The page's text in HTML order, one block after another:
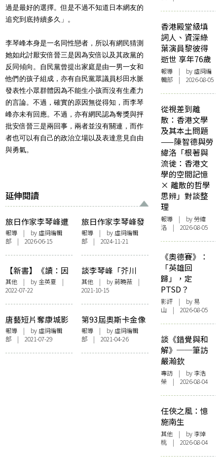
過是最好的選擇。但是不過不知道日本網友的
追究到底持續多久」。
李琴峰本身是一名同性戀者，所以有網民猜測
她如此討厭安倍晉三是因為安倍以及其政黨的
反同傾向。自民黨曾提出家庭是由一男一女和
他們的孩子組成，亦有自民黨眾議員杉田水脈
發表性小眾群體因為不能生小孩而沒有生產力
的言論。不過，確實的原因無從得知，而李琴
峰亦未有回應。不過，亦有網民認為奪獎與抨
批安倍晉三是兩回事，兩者並沒有關連，而作
者也可以有自己的政治立場以及表達意見自由
與勇氣。
延伸閱讀
旅日作家李琴峰遭
「惡意爆料」提告
獲勝 拒和解只為立
先例 以保護性少眾
群體
報導 | by 虛詞編輯
部 | 2026-06-15
旅日作家李琴峰發
「被迫出櫃聲明」
六千字怒控霸凌者
的嚴重數位性別暴
力
報導| by 虛詞編輯
部 | 2024-11-21
【新書】《讀：因
為有小說，我們得
以自由》——作者
的話
其他 | by 金英夏 |
2022-07-22
談李琴峰「芥川
獎」得獎感言——
文學能是那一絲救
贖之光
其他| by蔣曉薇|
2021-10-15
唐藝短片奪康城影
展「金棕櫚獎」
香港電影人再成國
際焦點
報導 | by 虛詞編輯
部 | 2021-07-29
第93屆奧斯卡金像
獎落幕 趙婷奪獎成
焦點
報導| by 虛詞編輯
部 | 2021-04-26
香港殿堂級填
詞人、資深綠
葉演員黎彼得
逝世 享年76歲
報導 | by 虛詞編
輯部 | 2026-08-05
從視差到離
散：香港文學
及其本土問題
——陳智德與勞
緯洛「根著與
流徙：香港文
學的空間記憶
× 離散的哲學
思辨」對談整
理
報導 | by 勞緯
洛 | 2026-08-05
《奧德賽》：
「英雄回
歸」，定
PTSD？
影評 | by 易
山 | 2026-08-05
談《錯覺與和
解》──筆訪
嚴瀚欽
專訪 | by 李浩
榮 | 2026-08-04
任俠之風：憶
施南生
其他 | by 李焯
桃 | 2026-08-04